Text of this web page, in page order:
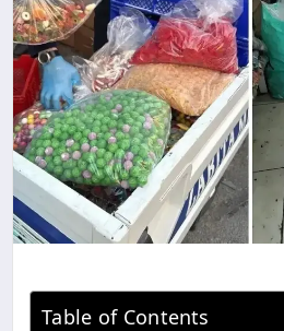
Table of Contents